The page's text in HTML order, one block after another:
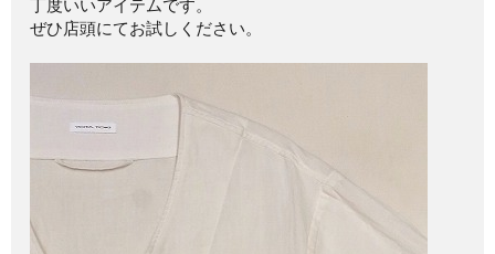
丁度いいアイテムです。
ぜひ店頭にてお試しください。